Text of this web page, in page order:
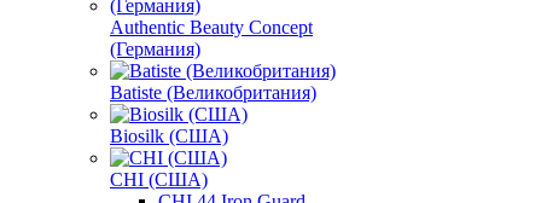
Authentic Beauty Concept
(Германия)
Batiste (Великобритания)
Biosilk (США)
CHI (США)